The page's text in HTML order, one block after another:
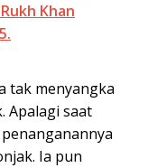
Khan
tak menyangka
Apalagi saat
Ia pun